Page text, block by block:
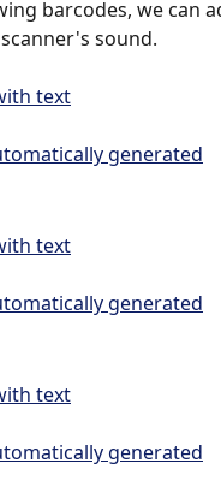
barcodes, we can
sound.